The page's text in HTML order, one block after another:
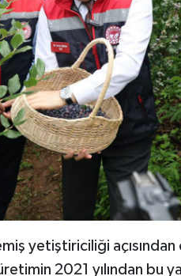
yetiştiriciliği
2021 yılından bu